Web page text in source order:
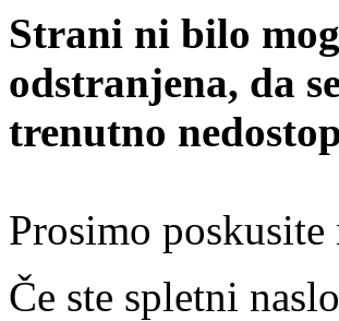
Strani ni bilo
odstranjena, da
trenutno
Prosimo poskusite
Če ste spletni